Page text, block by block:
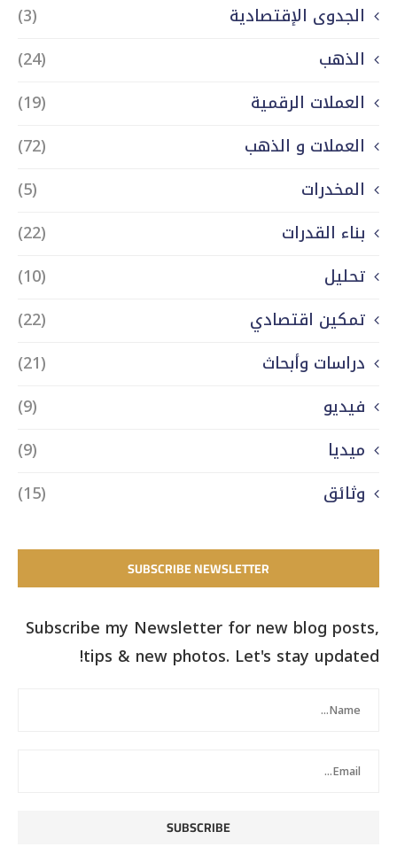
الجدوى الإقتصادية
(3)
الذهب
(24)
العملات الرقمية
(19)
العملات و الذهب
(72)
المخدرات
(5)
بناء القدرات
(22)
تحليل
(10)
تمكين اقتصادي
(22)
دراسات وأبحاث
(21)
فيديو
(9)
ميديا
(9)
وثائق
(15)
SUBSCRIBE NEWSLETTER
Subscribe my Newsletter for new blog posts,
tips & new photos. Let's stay updated!